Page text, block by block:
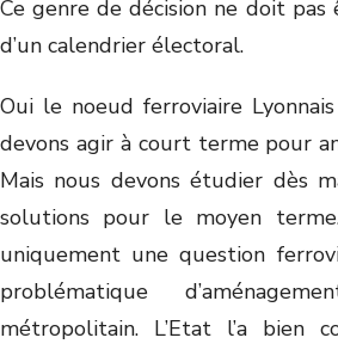
Ce genre de décision ne doit
d’un calendrier électoral.
Oui le noeud ferroviaire
devons agir à court terme pour
Mais nous devons étudier dès
solutions pour le moyen
uniquement une question
problématique
métropolitain. L’Etat l’a bien